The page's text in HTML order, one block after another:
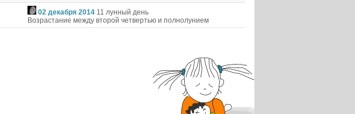
02 декабря 2014 11 лунный день
Возрастание между второй четвертью и полнолунием